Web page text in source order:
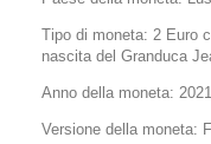
Tipo di moneta: 2 Euro
nascita del Granduca
Anno della moneta: 2021
Versione della moneta: